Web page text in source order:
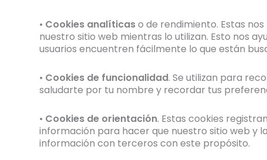
• Cookies analíticaso de rendimiento. Estas
nuestro sitio web mientras lo utilizan. Esto nos
usuarios encuentren fácilmente lo que están
• Cookies de funcionalidad. Se utilizan para
saludarte por tu nombre y recordar tus
• Cookies de orientación. Estas cookies
información para hacer que nuestro sitio web y
información con terceros con este propósito.